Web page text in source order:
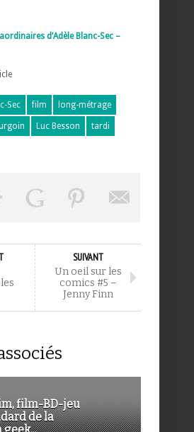
d’Adèle Blanc-Sec –
Sec film long-métrage
Luc Besson tardi
SUIVANT
Un oeil sur les
comics #5 –
Jenny Finn
film-BD-jeu
de la